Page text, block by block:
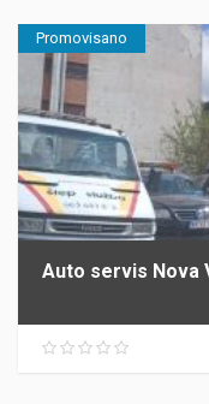
Promovisano
Auto servis Nova